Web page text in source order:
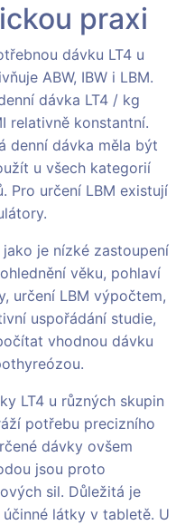
praxi
dávku LT4 u
ABW, IBW i LBM.
dávka LT4 / kg
relativně konstantní.
denní dávka měla být
u všech kategorií
Pro určení LBM existují
je nízké zastoupení
věku, pohlaví
určení LBM výpočtem,
uspořádání studie,
vhodnou dávku
LT4 u různých skupin
potřebu precizního
dávky ovšem
jsou proto
sil. Důležitá je
látky v tabletě. U